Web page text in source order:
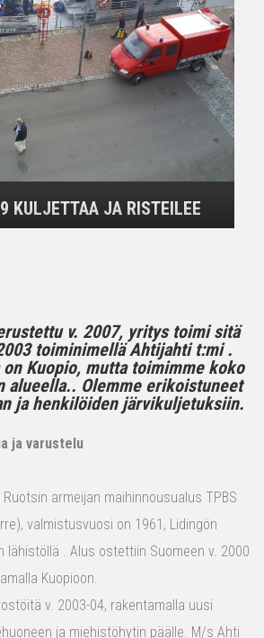
KULJETTAA JA RISTEILEE
v. 2007, yritys toimi sitä
toiminimellä Ahtijahti t:mi .
on Kuopio, mutta toimimme koko
alueella.. Olemme erikoistuneet
ja henkilöiden järvikuljetuksiin.
ja varustelu
armeijan maihinnousualus TPBS
valmistusvuosi on 1961, Lidingön
lähistöllä . Alus ostettiin Suomeen v. 2000
Kuopioon.
v. 2003-04, rakentamalla uusi
ja miehistöhytin päälle. M/s Ahti